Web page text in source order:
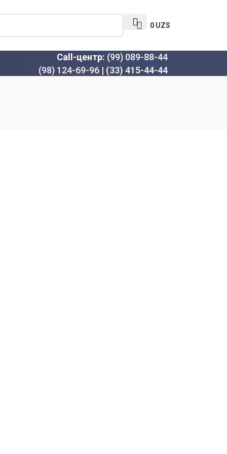
0 UZS
Call-центр: (99) 089-88-44
(98) 124-69-96 | (33) 415-44-44